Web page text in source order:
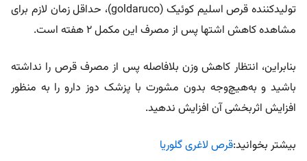
تولیدکننده قرص اسلیم کوئیک (goldaruco)
، حداقل زمان لازم برای
مشاهده کاهش اشتها پس از مصرف این مکمل 2 هفته است.
بنابراین، انتظار کاهش وزن بلافاصله پس از مصرف قرص را نداشته
باشید و به‌هیچ‌وجه بدون مشورت با پزشک دوز دارو را به منظور
افزایش اثربخشی آن افزایش ندهید.
بیشتر بخوانید:قرص لاغری گلوریا